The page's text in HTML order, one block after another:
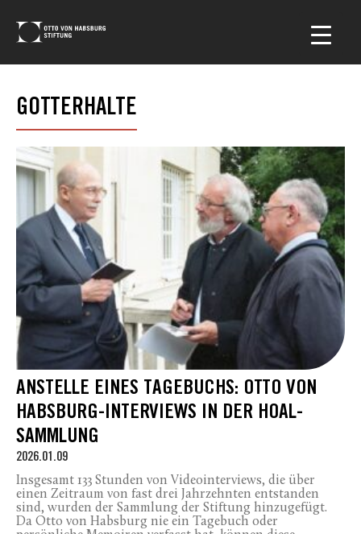
GOTTERHALTE
ANSTELLE EINES TAGEBUCHS: OTTO VON
HABSBURG-INTERVIEWS IN DER HOAL-
SAMMLUNG
2026.01.09
Insgesamt 133 Stunden von Videointerviews, die über
einen Zeitraum von fast drei Jahrzehnten entstanden
sind, wurden der Sammlung der Stiftung hinzugefügt.
Da Otto von Habsburg nie ein Tagebuch oder